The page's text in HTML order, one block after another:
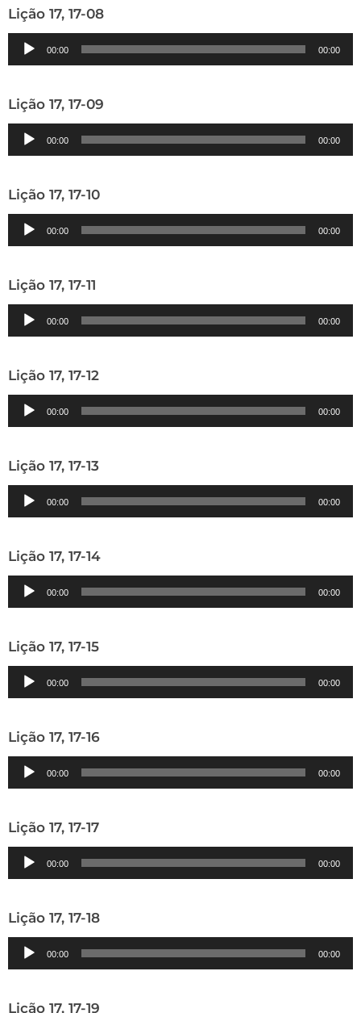
Lição 17, 17-08
Tocador
de
00:00 00:00
Lição 17, 17-09
Tocador
de
00:00 00:00
Lição 17, 17-10
Tocador
de
00:00 00:00
Lição 17, 17-11
Tocador
de
00:00 00:00
Lição 17, 17-12
Tocador
de
00:00 00:00
Lição 17, 17-13
Tocador
de
00:00 00:00
Lição 17, 17-14
Tocador
de
00:00 00:00
Lição 17, 17-15
Tocador
de
00:00 00:00
Lição 17, 17-16
Tocador
de
00:00 00:00
Lição 17, 17-17
Tocador
de
00:00 00:00
Lição 17, 17-18
Tocador
de
00:00 00:00
Lição 17, 17-19